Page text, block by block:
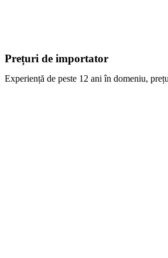
Prețuri de importator
Experiență de peste 12 ani în domeniu,